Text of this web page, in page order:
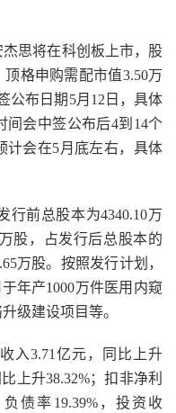
思将在科创板上市，股
顶格申购需配市值3.50万
公布日期5月12日，具体
间会中签公布后4到14个
计会在5月底左右，具体
行前总股本为4340.10万
股，占发行后总股本的
万股。按照发行计划，
年产1000万件医用内窥
级建设项目等。
入3.71亿元，同比上升
上升38.32%；扣非净利
债率19.39%，投资收